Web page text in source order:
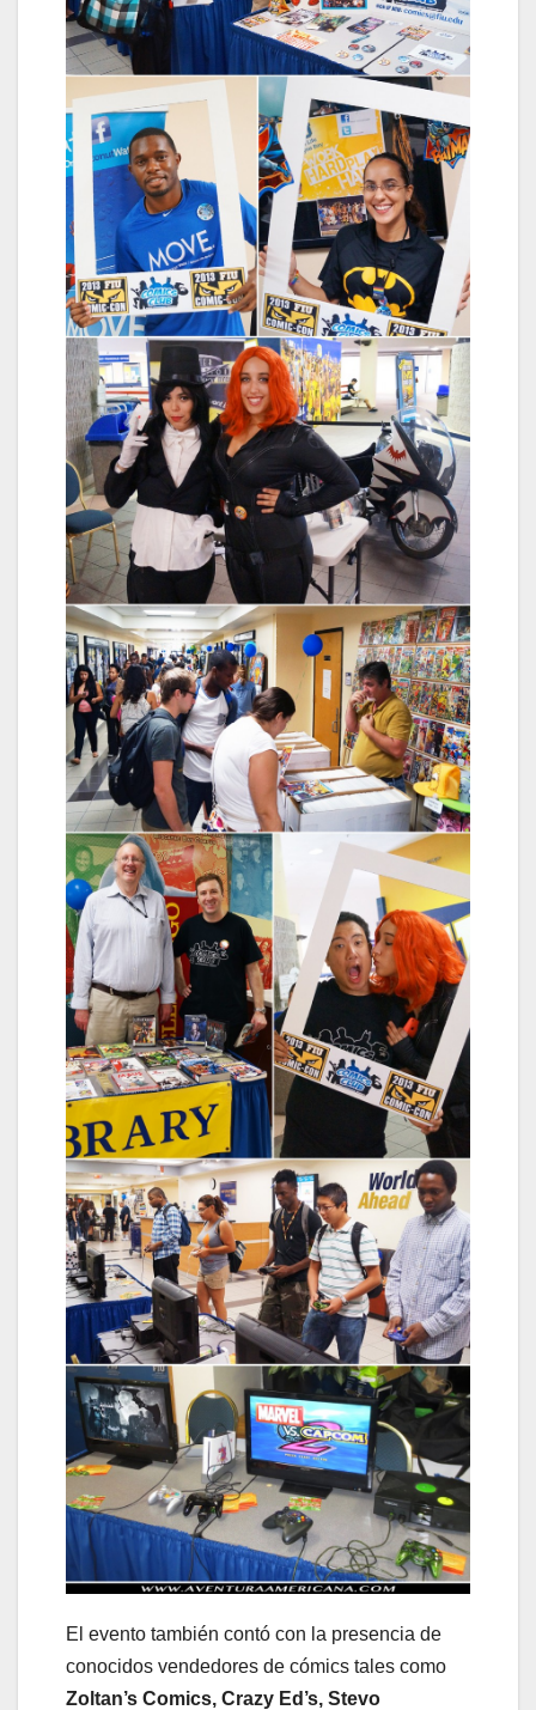
El evento también contó con la presencia de
conocidos vendedores de cómics tales como
Zoltan’s Comics, Crazy Ed’s, Stevo